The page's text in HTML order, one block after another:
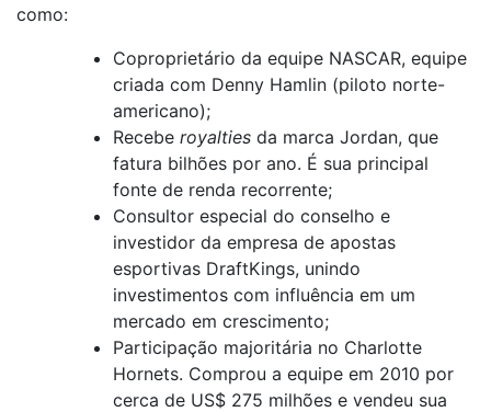
como:
Coproprietário da equipe NASCAR, equipe
criada com Denny Hamlin (piloto norte-
americano);
Recebe royalties da marca Jordan, que
fatura bilhões por ano. É sua principal
fonte de renda recorrente;
Consultor especial do conselho e
investidor da empresa de apostas
esportivas DraftKings, unindo
investimentos com influência em um
mercado em crescimento;
Participação majoritária no Charlotte
Hornets. Comprou a equipe em 2010 por
cerca de US$ 275 milhões e vendeu sua